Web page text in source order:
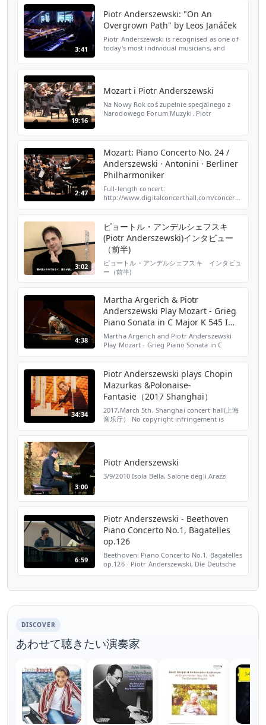
3:41
Piotr Anderszewski: "On An
Overgrown Path" by Leos Janáček
Piotr Anderszewski is recognised as one of
today's most individual musicians, and
19:16
Mozart i Piotr Anderszewski
Na Nowy Rok coś zupełnie specjalnego z
Narodowego Forum Muzyki. Piotr
2:47
Mozart: Piano Concerto No. 24 /
Anderszewski · Antonini · Berliner
Philharmoniker
Full-length concert:
http://www.digitalconcerthall.com/concert/22391/?
movt.) / Piotr Anderszewski, pi...
3:02
ピョートル・アンデルシェフスキ
(Piotr Anderszewski)インタビュー
（前半)
ピョートル・アンデルシェフスキ インタビュ
ー（前半)
4:38
Martha Argerich & Piotr
Anderszewski Play Mozart - Grieg
Piano Sonata in C Major K 545 I
Allegro
Martha Argerich and Piotr Anderszewski
Play Mozart - Grieg Piano Sonata in C
34:34
Piotr Anderszewski plays Chopin
Mazurkas &Polonaise-
Fantasie（2017 Shanghai）
2017,March 5th, Shanghai concert hall(上海
音乐厅） No copyright infringement is
3:00
Piotr Anderszewski
3/9/2010 Isola Bella, Salone degli Arazzi
6:59
Piotr Anderszewski - Beethoven
Piano Concerto No.1, Bagatelles
op.126
Beethoven: Piano Concerto No.1, Bagatelles
op.126 - Piotr Anderszewski, Die Deutsche
informatio...
DISCOVER
あわせて聴きたい演奏家